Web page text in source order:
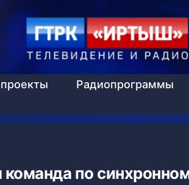
Радиопрограммы
по